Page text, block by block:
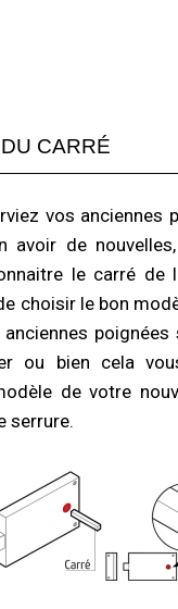
CARRÉ
vos anciennes
avoir de
le carré de
choisir le bon
poignées
ou bien cela
de votre
serrure.